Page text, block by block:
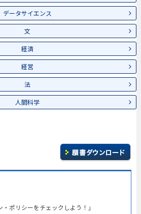
データサイエンス
文
経済
経営
法
人間科学
・ポリシーをチェックしよう！」